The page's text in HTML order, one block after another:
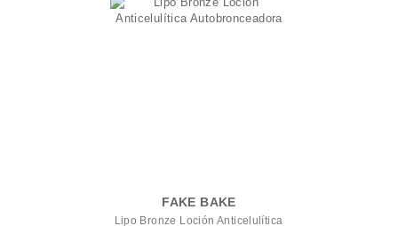
FAKE BAKE
Lipo Bronze Loción Anticelulítica